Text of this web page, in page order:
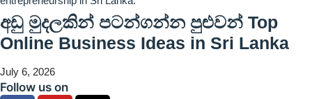
අඩු මුදලකින් පටන්ගන්න පුළුවන් Top
Online Business Ideas in Sri Lanka
July 6, 2026
Follow us on